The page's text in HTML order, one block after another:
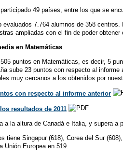
49 países, entre los que se
evaluados 7.764 alumnos de 358
ampliadas con el fin de poder
en Matemáticas
puntos en Matemáticas, es decir, 5
sube 23 puntos con respecto al
muy cercanos a los obtenidos por
con respecto al informe anterior
resultados de 2011
a la altura de Canadá e Italia, y supera a
tiene Singapur (618), Corea del Sur
Unión Europea en 519.